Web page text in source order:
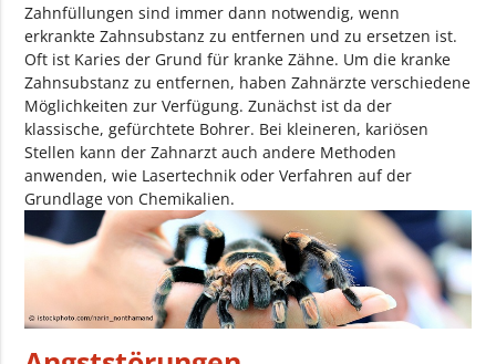
Zahnfüllungen sind immer dann notwendig, wenn
erkrankte Zahnsubstanz zu entfernen und zu ersetzen ist.
Oft ist Karies der Grund für kranke Zähne. Um die kranke
Zahnsubstanz zu entfernen, haben Zahnärzte verschiedene
Möglichkeiten zur Verfügung. Zunächst ist da der
klassische, gefürchtete Bohrer. Bei kleineren, kariösen
Stellen kann der Zahnarzt auch andere Methoden
anwenden, wie Lasertechnik oder Verfahren auf der
Grundlage von Chemikalien.